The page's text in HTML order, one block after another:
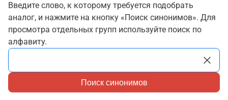
Введите слово, к которому требуется подобрать
аналог, и нажмите на кнопку «Поиск синонимов». Для
просмотра отдельных групп используйте поиск по
алфавиту.
Поиск синонимов